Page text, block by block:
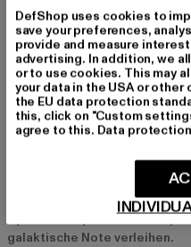
Space Look: Der
Fashionistas
Der Space Look ist mehr als
für alle, die sich gerne von
individuellen Style zeigen
dieser Look eine spannende
Effekten und mutigen
große Auswahl an
Space Look perfekt
galaktische Note verleihen.
DefShop uses cookies to
save your preferences,
provide and measure
advertising. In addition, we
or to use cookies. This may
your data in the USA or
the EU data protection
this, click on "Custom
agree to this. Data protection